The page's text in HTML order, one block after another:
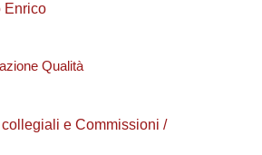
Enrico
Qualità
e Commissioni /